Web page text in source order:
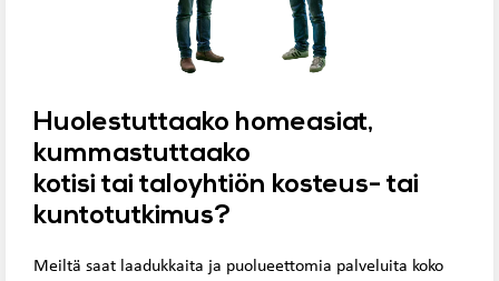
Huolestuttaako homeasiat,
kummastuttaako
kotisi tai taloyhtiön kosteus- tai
kuntotutkimus?
Meiltä saat laadukkaita ja puolueettomia palveluita koko